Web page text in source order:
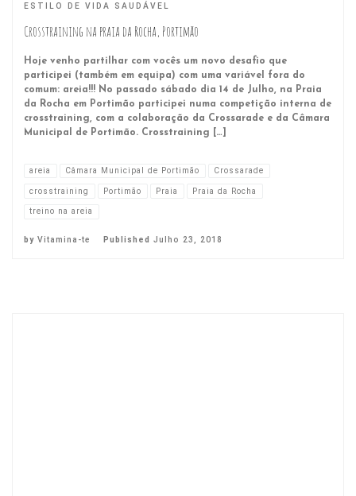
ESTILO DE VIDA SAUDÁVEL
Crosstraining na praia da Rocha, Portimão
Hoje venho partilhar com vocês um novo desafio que
participei (também em equipa) com uma variável fora do
comum: areia!!! No passado sábado dia 14 de Julho, na Praia
da Rocha em Portimão participei numa competição interna de
crosstraining, com a colaboração da Crossarade e da Câmara
Municipal de Portimão. Crosstraining […]
areia Câmara Municipal de Portimão
Crossarade
crosstraining
Portimão Praia
Praia da Rocha
treino na areia
by Vitamina-te Published Julho 23, 2018